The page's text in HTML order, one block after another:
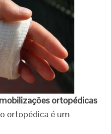
ortopédicas
ortopédica é um